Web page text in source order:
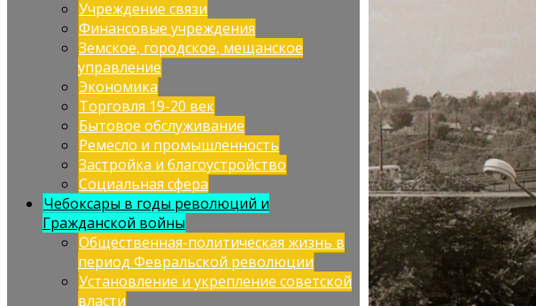
Учреждение связи
Финансовые учреждения
Земское, городское, мещанское
управление
Экономика
Торговля 19-20 век
Бытовое обслуживание
Ремесло и промышленность
Застройка и благоустройство
Социальная сфера
Чебоксары в годы революций и
Гражданской войны
Общественная-политическая жизнь в
период Февральской революции
Установление и укрепление советской
власти